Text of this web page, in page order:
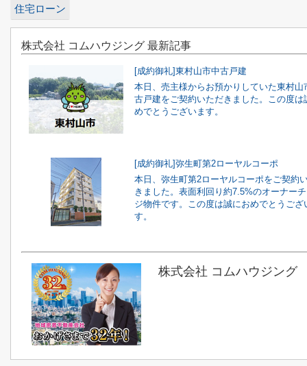
住宅ローン
株式会社 コムハウジング 最新記事
[成約御礼]東村山市中古戸建
本日、売主様からお預かりしていた東村山
古戸建をご契約いただきました。この度は
めでとうございます。
[成約御礼]弥生町第2ローヤルコーポ
本日、弥生町第2ローヤルコーポをご契約
きました。表面利回り約7.5%のオーナー
ジ物件です。この度は誠におめでとうござ
す。
株式会社 コムハウジング